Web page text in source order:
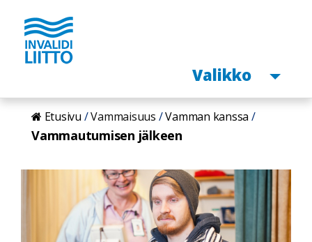
Hyppää
pääsisältöön
Avaa
Valikko
Etusivu Vammaisuus Vamman kanssa
Vammautumisen jälkeen